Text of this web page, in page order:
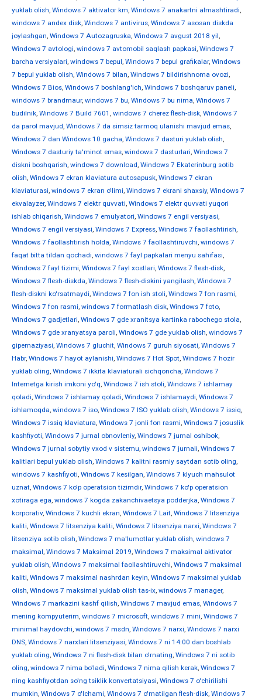
yuklab olish, Windows 7 aktivator km, Windows 7 anakartni almashtiradi,
windows 7 andex disk, Windows 7 antivirus, Windows 7 asosan diskda
joylashgan, Windows 7 Autozagruska, Windows 7 avgust 2018 yil,
Windows 7 avtologi, windows 7 avtomobil saqlash papkasi, Windows 7
barcha versiyalari, windows 7 bepul, Windows 7 bepul grafikalar, Windows
7 bepul yuklab olish, Windows 7 bilan, Windows 7 bildirishnoma ovozi,
Windows 7 Bios, Windows 7 boshlang'ich, Windows 7 boshqaruv paneli,
windows 7 brandmaur, windows 7 bu, Windows 7 bu nima, Windows 7
budilnik, Windows 7 Build 7601 , windows 7 cherez flesh-disk, Windows 7
da parol mavjud, Windows 7 da simsiz tarmoq ulanishi mavjud emas,
Windows 7 dan Windows 10 gacha, Windows 7 dasturi yuklab olish,
Windows 7 dasturiy ta'minot emas, windows 7 dasturlari, Windows 7
diskni boshqarish, windows 7 download, Windows 7 Ekaterinburg sotib
olish, Windows 7 ekran klaviatura autosapusk, Windows 7 ekran
klaviaturasi, windows 7 ekran o'limi, Windows 7 ekrani shaxsiy, Windows 7
ekvalayzer, Windows 7 elektr quvvati, Windows 7 elektr quvvati yuqori
ishlab chiqarish, Windows 7 emulyatori, Windows 7 engil versiyasi,
Windows 7 engil versiyasi, Windows 7 Express, Windows 7 faollashtirish,
Windows 7 faollashtirish holda, Windows 7 faollashtiruvchi, windows 7
faqat bitta tildan qochadi, windows 7 fayl papkalari menyu sahifasi,
Windows 7 fayl tizimi, Windows 7 fayl xostlari, Windows 7 flesh-disk,
Windows 7 flesh-diskda, Windows 7 flesh-diskini yangilash, Windows 7
flesh-diskni ko'rsatmaydi, Windows 7 fon ish stoli, Windows 7 fon rasmi,
Windows 7 fon rasmi, windows 7 formatlash disk, Windows 7 foto,
Windows 7 gadjetlari, Windows 7 gde xranitsya kartinka rabochego stola,
Windows 7 gde xranyatsya paroli, Windows 7 gde yuklab olish, windows 7
gipernaziyasi, Windows 7 gluchit, Windows 7 guruh siyosati, Windows 7
Habr, Windows 7 hayot aylanishi, Windows 7 Hot Spot, Windows 7 hozir
yuklab oling, Windows 7 ikkita klaviaturali sichqoncha, Windows 7
Internetga kirish imkoni yo'q, Windows 7 ish stoli, Windows 7 ishlamay
qoladi, Windows 7 ishlamay qoladi, Windows 7 ishlamaydi, Windows 7
ishlamoqda, windows 7 iso, Windows 7 ISO yuklab olish, Windows 7 issiq,
Windows 7 issiq klaviatura, Windows 7 jonli fon rasmi, Windows 7 josuslik
kashfiyoti, Windows 7 jurnal obnovleniy, Windows 7 jurnal oshibok,
Windows 7 jurnal sobytiy vxod v sistemu, windows 7 jurnali, Windows 7
kalitlari bepul yuklab olish, Windows 7 kalitni rasmiy saytdan sotib oling,
windows 7 kashfiyoti, Windows 7 kesilgan, Windows 7 klyuch mahsulot
uznat, Windows 7 ko'p operatsion tizimdir, Windows 7 ko'p operatsion
xotiraga ega, windows 7 kogda zakanchivaetsya podderjka, Windows 7
korporativ, Windows 7 kuchli ekran, Windows 7 Lait, Windows 7 litsenziya
kaliti, Windows 7 litsenziya kaliti, Windows 7 litsenziya narxi, Windows 7
litsenziya sotib olish, Windows 7 ma'lumotlar yuklab olish, windows 7
maksimal, Windows 7 Maksimal 2019, Windows 7 maksimal aktivator
yuklab olish, Windows 7 maksimal faollashtiruvchi, Windows 7 maksimal
kaliti, Windows 7 maksimal nashrdan keyin, Windows 7 maksimal yuklab
olish, Windows 7 maksimal yuklab olish tas-ix, windows 7 manager,
Windows 7 markazini kashf qilish, Windows 7 mavjud emas, Windows 7
mening kompyuterim, windows 7 microsoft, windows 7 mini, Windows 7
minimal haydovchi, windows 7 msdn, Windows 7 narxi, Windows 7 narxi
DNS, Windows 7 narxlari litsenziyasi, Windows 7 ni 14:00 dan boshlab
yuklab oling, Windows 7 ni flesh-disk bilan o'rnating, Windows 7 ni sotib
oling, windows 7 nima bo'ladi, Windows 7 nima qilish kerak, Windows 7
ning kashfiyotdan so'ng tsiklik konvertatsiyasi, Windows 7 o'chirilishi
mumkin, Windows 7 o'lchami, Windows 7 o'rnatilgan flesh-disk, Windows 7